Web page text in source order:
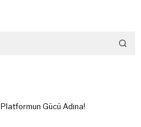
Platformun Gücü Adına!